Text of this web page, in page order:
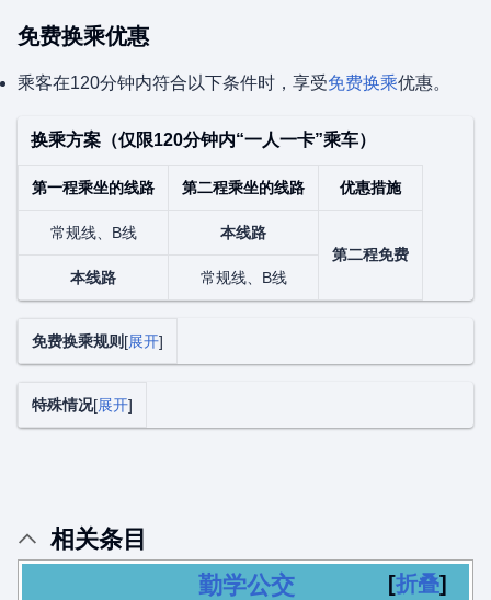
免费换乘优惠
乘客在120分钟内符合以下条件时，享受免费换乘优惠。
换乘方案（仅限120分钟内“一人一卡”乘车）
第一程乘坐的线路 第二程乘坐的线路 优惠措施
常规线、B线
本线路
第二程免费
本线路
常规线、B线
展开
免费换乘规则
展开
特殊情况
相关条目
折叠
勤学公交